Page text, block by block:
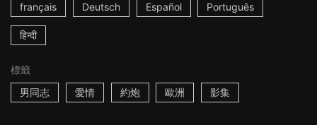
français Deutsch Español Português
हिन्दी
標籤
男同志
愛情 約炮 歐洲 影集